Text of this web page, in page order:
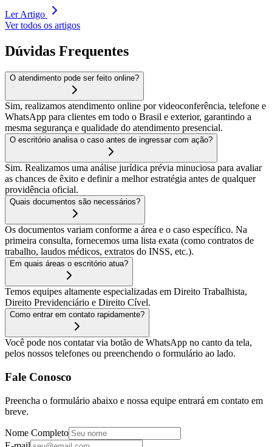
Ler Artigo
Ver todos os artigos
Dúvidas Frequentes
O atendimento pode ser feito online?
Sim, realizamos atendimento online por videoconferência, telefone e
WhatsApp para clientes em todo o Brasil e exterior, garantindo a
mesma segurança e qualidade do atendimento presencial.
O escritório analisa o caso antes de ingressar com ação?
Sim. Realizamos uma análise jurídica prévia minuciosa para avaliar
as chances de êxito e definir a melhor estratégia antes de qualquer
providência oficial.
Quais documentos são necessários?
Os documentos variam conforme a área e o caso específico. Na
primeira consulta, fornecemos uma lista exata (como contratos de
trabalho, laudos médicos, extratos do INSS, etc.).
Em quais áreas o escritório atua?
Temos equipes altamente especializadas em Direito Trabalhista,
Direito Previdenciário e Direito Cível.
Como entrar em contato rapidamente?
Você pode nos contatar via botão de WhatsApp no canto da tela,
pelos nossos telefones ou preenchendo o formulário ao lado.
Fale Conosco
Preencha o formulário abaixo e nossa equipe entrará em contato em
breve.
Nome Completo